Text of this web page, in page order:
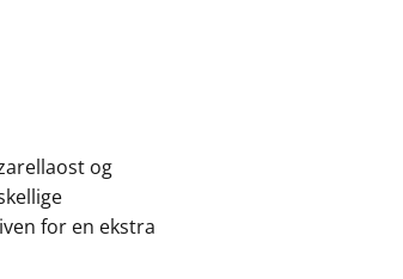
og
for en ekstra